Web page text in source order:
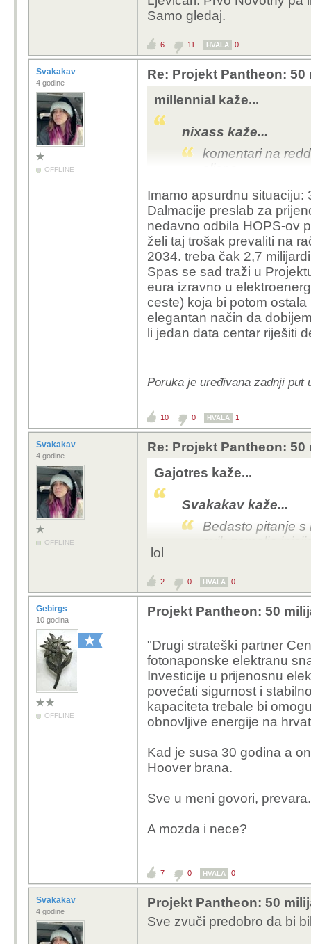
Samo gledaj.
6 11 HVALA 0
Svakakav
4 godine
OFFLINE
Re: Projekt Pantheon:
millennial kaže...
nixass kaže...
komentari na
slicno
nemam ništa protiv
isključivo zanima na
usput odakle im ti
Trump style.
mislim čemu uopće
mlrd. eura možeš
sljedećih 320 godina.
imaju 4000 eura
vam dočaram koja je
Imamo apsurdnu situaciju:
Dalmacije preslab za
nedavno odbila HOPS-ov
želi taj trošak prevaliti na
2034. treba čak 2,7
Spas se sad traži u
eura izravno u
ceste) koja bi potom
elegantan način da
li jedan data centar riješiti
Poruka je uređivana zadnji put
10 0 HVALA 1
Svakakav
4 godine
OFFLINE
Re: Projekt Pantheon:
Gajotres kaže...
Svakakav kaže...
Bedasto pitanje s
svih zemalja
lol
2 0 HVALA 0
Gebirgs
10 godina
OFFLINE
Projekt Pantheon: 50
"Drugi strateški partner
fotonaponske elektranu
Investicije u prijenosnu
povećati sigurnost i
kapaciteta trebale bi
obnovljive energije na
Kad je susa 30 godina a
Hoover brana.
Sve u meni govori,
A mozda i nece?
7 0 HVALA 0
Svakakav
4 godine
Projekt Pantheon: 50
Sve zvuči predobro da bi